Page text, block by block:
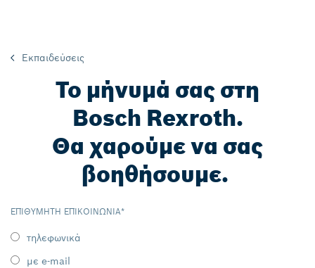
Εκπαιδεύσεις
Το μήνυμά σας στη
Bosch Rexroth.
Θα χαρούμε να σας
βοηθήσουμε.
ΕΠΙΘΥΜΗΤΉ ΕΠΙΚΟΙΝΩΝΊΑ*
τηλεφωνικά
με e-mail